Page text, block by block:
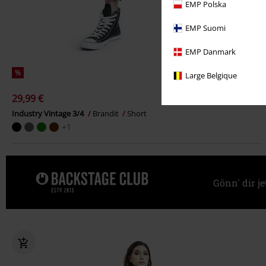
EMP Polska
EMP Suomi
EMP Danmark
Large Belgique
%
29,99 €
Industry Vintage 3/4 Brandit Short
+1
Gönn' dir